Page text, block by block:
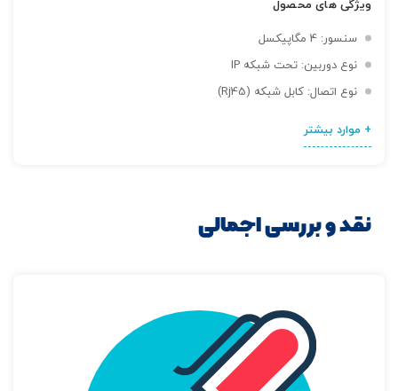
ویژگی های محصول
سنسور: 4 مگاپیکسل
نوع دوربین: تحت شبکه IP
نوع اتصال: کابل شبکه (Rj45)
+ موارد بیشتر
نقد و بررسی اجمالی
تصاویر رسمی